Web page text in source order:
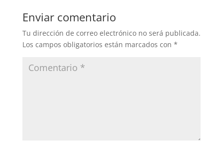
b
o
o
A
p
p
Enviar comentario
Tu dirección de correo electrónico no será publicada.
Los campos obligatorios están marcados con *